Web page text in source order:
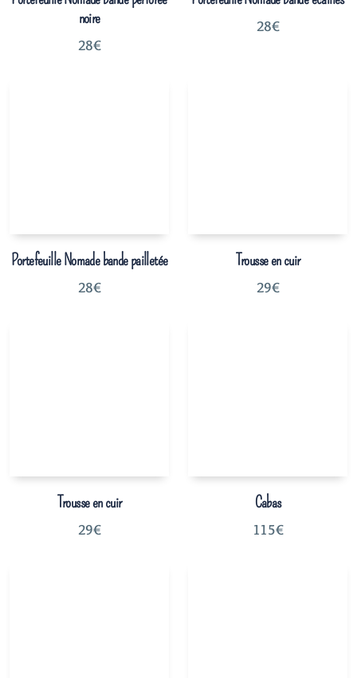
noire
28€
28€
Portefeuille Nomade bande pailletée
28€
Trousse en cuir
29€
Trousse en cuir
29€
Cabas
115€